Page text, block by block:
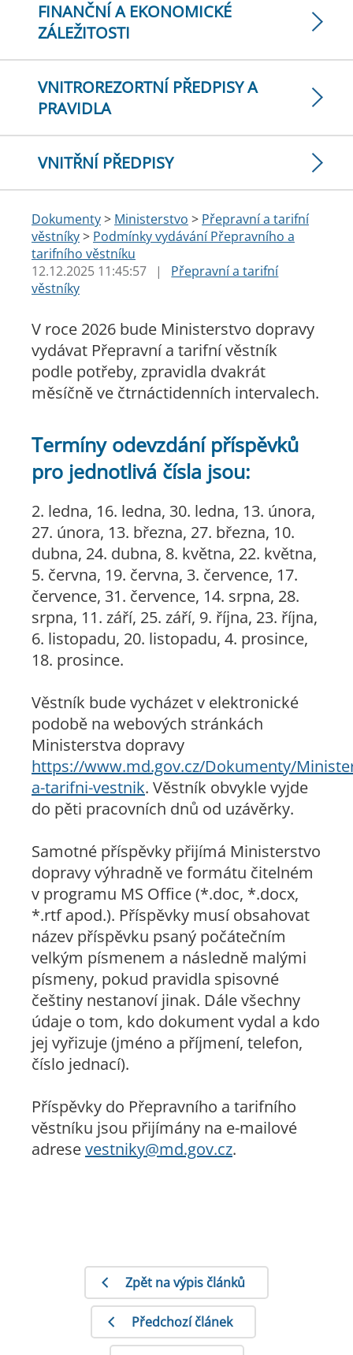
FINANČNÍ A EKONOMICKÉ
ZÁLEŽITOSTI
VNITROREZORTNÍ PŘEDPISY A
PRAVIDLA
VNITŘNÍ PŘEDPISY
Dokumenty> Ministerstvo > Přepravní a tarifní
věstníky> Podmínky vydávání Přepravního a
tarifního věstníku
12.12.2025 11:45:57
|
Přepravní a tarifní
věstníky
V roce 2026 bude Ministerstvo dopravy
vydávat Přepravní a tarifní věstník
podle potřeby, zpravidla dvakrát
měsíčně ve čtrnáctidenních intervalech.
Termíny odevzdání příspěvků
pro jednotlivá čísla jsou:
2. ledna, 16. ledna, 30. ledna, 13. února,
27. února, 13. března, 27. března, 10.
dubna, 24. dubna, 8. května, 22. května,
5. června, 19. června, 3. července, 17.
července, 31. července, 14. srpna, 28.
srpna, 11. září, 25. září, 9. října, 23. října,
6. listopadu, 20. listopadu, 4. prosince,
18. prosince.
Věstník bude vycházet v elektronické
podobě na webových stránkách
Ministerstva dopravy
https://www.md.gov.cz/Dokumenty/
a-tarifni-vestnik. Věstník obvykle vyjde
do pěti pracovních dnů od uzávěrky.
Samotné příspěvky přijímá Ministerstvo
dopravy výhradně ve formátu čitelném
v programu MS Office (*.doc, *.docx,
*.rtf apod.). Příspěvky musí obsahovat
název příspěvku psaný počátečním
velkým písmenem a následně malými
písmeny, pokud pravidla spisovné
češtiny nestanoví jinak. Dále všechny
údaje o tom, kdo dokument vydal a kdo
jej vyřizuje (jméno a příjmení, telefon,
číslo jednací).
Příspěvky do Přepravního a tarifního
věstníku jsou přijímány na e-mailové
adresevestniky@md.gov.cz.
Zpět na výpis článků
Předchozí článek